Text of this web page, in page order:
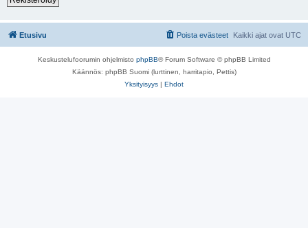
Etusivu Kaikki ajat ovat UTC
Poista evästeet
Keskustelufoorumin ohjelmisto phpBB® Forum Software © phpBB Limited
Käännös: phpBB Suomi (lurttinen, harritapio, Pettis)
Yksityisyys | Ehdot